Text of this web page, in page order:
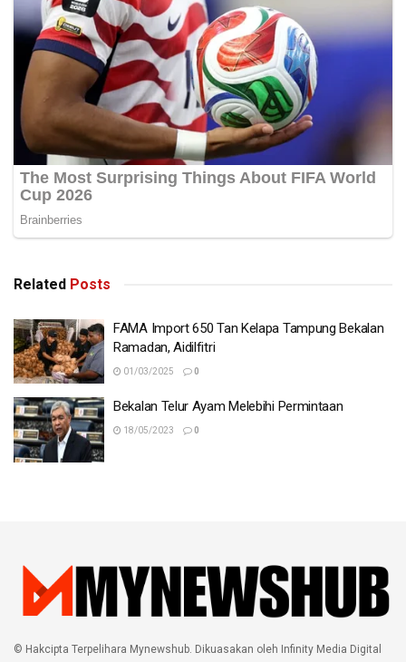
Related Posts
FAMA Import 650 Tan Kelapa Tampung Bekalan
Ramadan, Aidilfitri
01/03/2025 0
Bekalan Telur Ayam Melebihi Permintaan
18/05/2023 0
© Hakcipta Terpelihara Mynewshub. Dikuasakan oleh Infinity Media Digital